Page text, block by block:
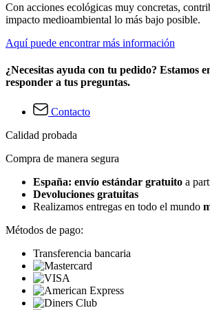
Con acciones ecológicas muy concretas,
impacto medioambiental lo más bajo posible.
Aquí puede encontrar más información
¿Necesitas ayuda con tu pedido? Estamos
responder a tus preguntas.
Contacto
Calidad probada
Compra de manera segura
España: envío estándar gratuito a
Devoluciones gratuitas
Realizamos entregas en todo el mundo
Métodos de pago:
Transferencia bancaria